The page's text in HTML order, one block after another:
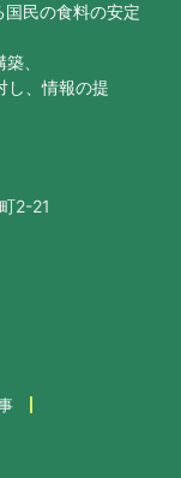
民の食料の安定
、
し、情報の提
2-21